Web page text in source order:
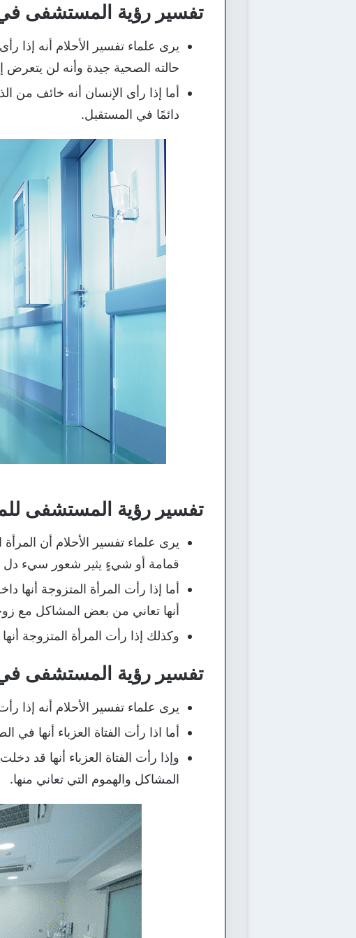
تفسير رؤية المستشفى في
يرى علماء تفسير الأحلام أنه
حالته الصحية جيدة وأنه لن
أما إذا رأى الإنسان أنه خائف
دائمًا في المستقبل.
تفسير رؤية المستشفى
يرى علماء تفسير الأحلام أن
قمامة أو شيءٍ يثير شعور سيء دل
أما إذا رأت المرأة المتزوجة
أنها تعاني من بعض المشاكل مع
وكذلك إذا رأت المرأة المتزوجة
تفسير رؤية المستشفى في
يرى علماء تفسير الأحلام أنه إذا
أما اذا رأت الفتاة العزباء أنها
وإذا رأت الفتاة العزباء أنها
المشاكل والهموم التي تعاني منها.